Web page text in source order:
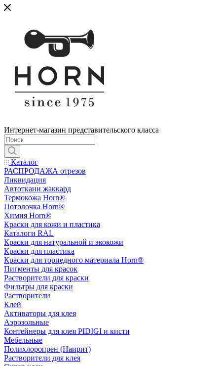
Интернет-магазин представительского класса
Каталог
РАСПРОДАЖА отрезов
Ликвидация
Автоткани жаккард
Термокожа Horn®
Потолочка Horn®
Химия Horn®
Краски для кожи и пластика
Каталоги RAL
Краски для натуральной и экокожи
Краски для пластика
Краски для торпедного материала Horn®
Пигменты для красок
Растворители для краски
Фильтры для краски
Растворители
Клей
Активаторы для клея
Аэрозольные
Контейнеры для клея PIDIGI и кисти
Мебельные
Полихлоропрен (Наирит)
Растворители для клея